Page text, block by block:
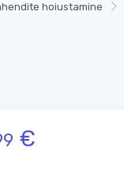
hoiustamine
€